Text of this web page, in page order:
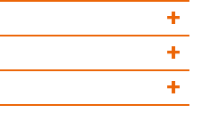
+
+
+